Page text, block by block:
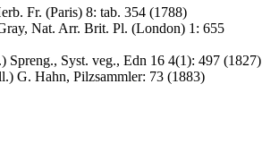
Fr. (Paris) 8: tab. 354 (1788)
Nat. Arr. Brit. Pl. (London) 1: 655
Spreng., Syst. veg., Edn 16 4(1): 497 (1827)
G. Hahn, Pilzsammler: 73 (1883)